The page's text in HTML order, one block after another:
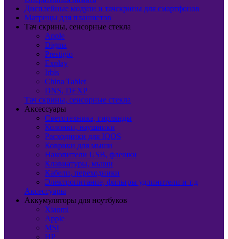
Дисплейные модули и тачскрины для смартфонов
Матрицы для планшетов
Тач скрины, сенсорные стекла
Apple
Digma
Prestigio
Explay
Irbis
China Tablet
DNS, DEXP
Тач скрины, сенсорные стекла
Аксессуары
Светотехника, гирлянды
Колонки, наушники
Расходники для IQOS
Коврики для мыши
Накопители USB, флешки
Клавиатуры, мыши
Кабели, переходники
Электропитание, фильтры удлинители и т.д
Аксессуары
Аккумуляторы для ноутбуков
Xiaomi
Apple
MSI
HP